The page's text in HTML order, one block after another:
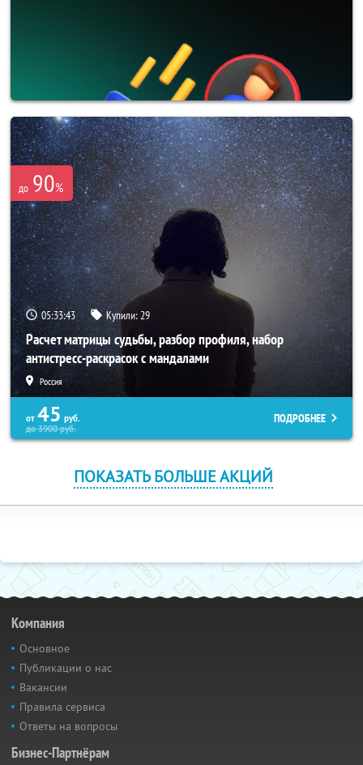
до 90%
05:33:41 Купили:29
Расчет матрицы судьбы, разбор профиля, набор
антистресс-раскрасок с мандалами
Россия
от 45 руб.
до3900руб.
ПОДРОБНЕЕ
ПОКАЗАТЬ БОЛЬШЕ АКЦИЙ
Компания
Основное
Публикации о нас
Вакансии
Правила сервиса
Ответы на вопросы
Бизнес-Партнёрам